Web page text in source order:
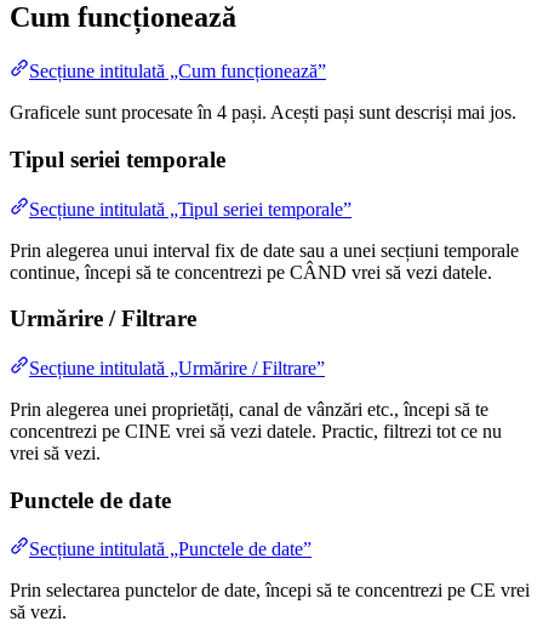
Cum funcționează
Secțiune intitulată „Cum funcționează”
Graficele sunt procesate în 4 pași. Acești pași sunt descriși mai jos.
Tipul seriei temporale
Secțiune intitulată „Tipul seriei temporale”
Prin alegerea unui interval fix de date sau a unei secțiuni temporale
continue, începi să te concentrezi pe CÂND vrei să vezi datele.
Urmărire / Filtrare
Secțiune intitulată „Urmărire / Filtrare”
Prin alegerea unei proprietăți, canal de vânzări etc., începi să te
concentrezi pe CINE vrei să vezi datele. Practic, filtrezi tot ce nu
vrei să vezi.
Punctele de date
Secțiune intitulată „Punctele de date”
Prin selectarea punctelor de date, începi să te concentrezi pe CE vrei
să vezi.